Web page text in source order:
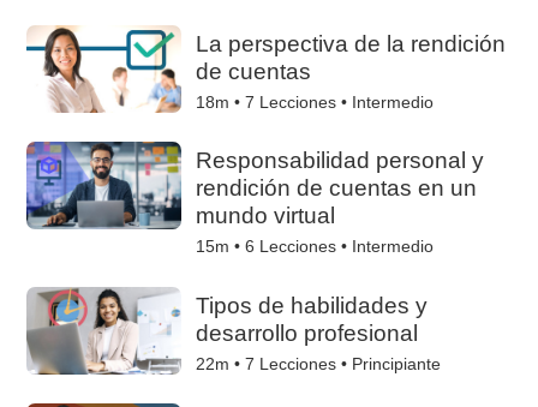
La perspectiva de la rendición
de cuentas
18m •7 Lecciones • Intermedio
Responsabilidad personal y
rendición de cuentas en un
mundo virtual
15m •6 Lecciones • Intermedio
Tipos de habilidades y
desarrollo profesional
22m •7 Lecciones • Principiante